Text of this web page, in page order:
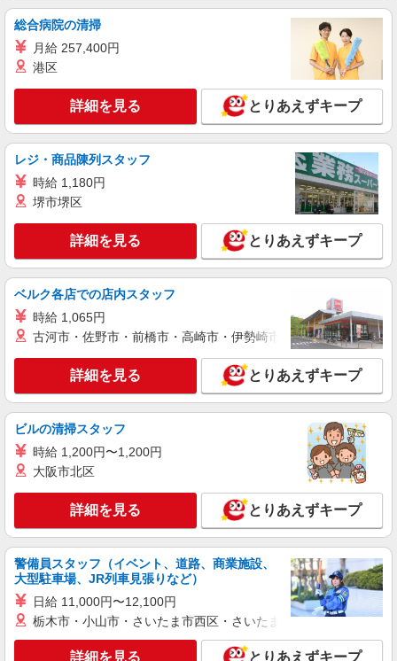
（株）ウィルオブ・ワークCW 名古屋支店/ms230101
時給1400円 ◆前払い・日払い・週払いOK
キープ 詳細を見る
派遣社員
株式会社kotrio /●NG-H-2029887
≪浄心駅≫未経験・無資格から看護助手へ挑
時給1500円〜2125円 ＜日払い有/週払い有/交
通費全支給(ガソリン代含む)＞
名古屋市西区
キープ 詳細を見る
株式会社kotrio /●NG-H-2093568
≪浄心駅≫未経験・無資格から看護助手へ挑
戦！シフト相談OK♪
時給1500円〜2125円 ＜日払い有/週払い有/交
キープ 詳細を見る
株式会社kotrio /●NG-H-2031092
＜浄心駅＞週3〜＆日払いOK◎高収入な看護
スタッフ募集！
時給2300円〜2875円 ＜日払い有/週払い有/交
通費全支給(ガソリン代含む)＞
総合病院の清掃
月給 257,400円
港区
詳細を見る とりあえずキープ
レジ・商品陳列スタッフ
時給 1,180円
堺市堺区
詳細を見る とりあえずキープ
ベルク各店での店内スタッフ
時給 1,065円
古河市・佐野市・前橋市・高崎市・伊勢崎市・太田市・館林市
詳細を見る とりあえずキープ
ビルの清掃スタッフ
時給 1,200円〜1,200円
大阪市北区
詳細を見る とりあえずキープ
警備員スタッフ（イベント、道路、商業施設、
大型駐車場、JR列車見張りなど）
日給 11,000円〜12,100円
栃木市・小山市・さいたま市西区・さいたま市岩槻区・久喜市・
詳細を見る とりあえずキープ